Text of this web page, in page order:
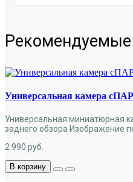
Универсальная камера
Универсальная миниатюрная
заднего обзора Изображение
2 990 руб.
В корзину